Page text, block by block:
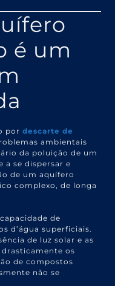
é um
pordescarte de
ambientais
da poluição de um
se dispersar e
de um aquífero
complexo, de longa
de
d’água superficiais.
de luz solar e as
os
de compostos
não se